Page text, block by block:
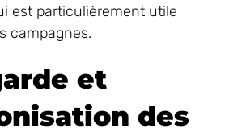
est particulièrement utile
campagnes.
et
des